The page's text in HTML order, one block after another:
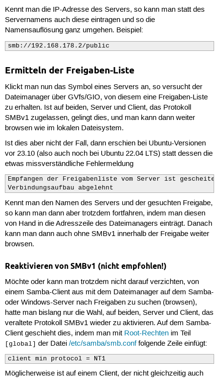
Kennt man die IP-Adresse des Servers, so kann man statt des
Servernamens auch diese eintragen und so die
Namensauflösung ganz umgehen. Beispiel:
smb://192.168.178.2/public
Ermitteln der Freigaben-Liste
Klickt man nun das Symbol eines Servers an, so versucht der
Dateimanager über GVfs/GIO, von diesem eine Freigaben-Liste
zu erhalten. Ist auf beiden, Server und Client, das Protokoll
SMBv1 zugelassen, gelingt dies, und man kann dann weiter
browsen wie im lokalen Dateisystem.
Ist dies aber nicht der Fall, dann erschien bei Ubuntu-Versionen
vor 23.10 (also auch noch bei Ubuntu 22.04 LTS) statt dessen die
etwas missverständliche Fehlermeldung
Empfangen der Freigabenliste vom Server ist
Verbindungsaufbau abgelehnt
Kennt man den Namen des Servers und der gesuchten Freigabe,
so kann man dann aber trotzdem fortfahren, indem man diesen
von Hand in die Adresszeile des Dateimanagers einträgt. Danach
kann man dann auch ohne SMBv1 innerhalb der Freigabe weiter
browsen.
Reaktivieren von SMBv1 (nicht empfohlen!)
Möchte oder kann man trotzdem nicht darauf verzichten, von
einem Samba-Client aus mit dem Dateimanager auf dem Samba-
oder Windows-Server nach Freigaben zu suchen (browsen),
hatte man bislang nur die Wahl, auf beiden, Server und Client, das
veraltete Protokoll SMBv1 wieder zu aktivieren. Auf dem Samba-
Client geschieht dies, indem man mit Root-Rechtenim Teil
[global] der Datei /etc/samba/smb.conffolgende Zeile einfügt:
client min protocol = NT1
Möglicherweise ist auf einem Client, der nicht gleichzeitig auch